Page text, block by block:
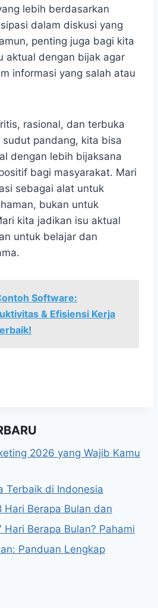
lebih berdasarkan
dalam diskusi yang
penting juga bagi kita
aktual dengan bijak agar
informasi yang salah atau
rasional, dan terbuka
pandang, kita bisa
dengan lebih bijaksana
bagi masyarakat. Mari
sebagai alat untuk
bukan untuk
kita jadikan isu aktual
untuk belajar dan
Software:
& Efisiensi Kerja
2026 yang Wajib Kamu
Terbaik di Indonesia
Hari Berapa Bulan dan
Hari Berapa Bulan? Pahami
Panduan Lengkap